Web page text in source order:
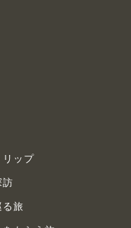
リップ
訪
旅